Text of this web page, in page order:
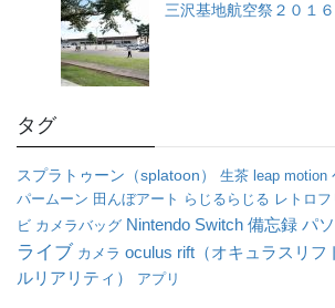
三沢基地航空祭２０１
タグ
スプラトゥーン（splatoon） 生茶 leap motion
パームーン 田んぼアート らじるらじる レトロフ
ビ カメラバッグ Nintendo Switch 備忘録 パ
ライブ カメラ oculus rift（オキュラスリフ
ルリアリティ）
アプリ